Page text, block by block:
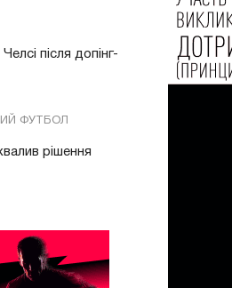
після допінг-
ФУТБОЛ
рішення